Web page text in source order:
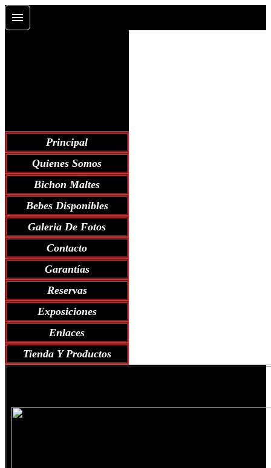
Principal
Quienes Somos
Bichon Maltes
Bebes Disponibles
Galeria De Fotos
Contacto
Garantías
Reservas
Exposiciones
Enlaces
Tienda Y Productos